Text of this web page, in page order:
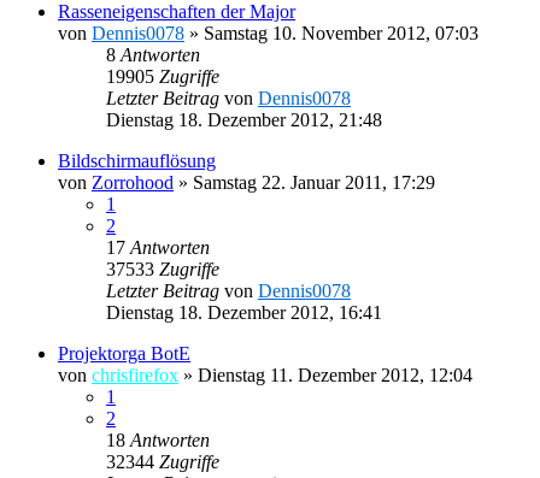
Rasseneigenschaften der Major
von Dennis0078 » Samstag 10. November 2012, 07:03
8 Antworten
19905 Zugriffe
Letzter Beitrag von Dennis0078
Dienstag 18. Dezember 2012, 21:48
Bildschirmauflösung
von Zorrohood » Samstag 22. Januar 2011, 17:29
1
2
17 Antworten
37533 Zugriffe
Letzter Beitrag von Dennis0078
Dienstag 18. Dezember 2012, 16:41
Projektorga BotE
von chrisfirefox » Dienstag 11. Dezember 2012, 12:04
1
2
18 Antworten
32344 Zugriffe